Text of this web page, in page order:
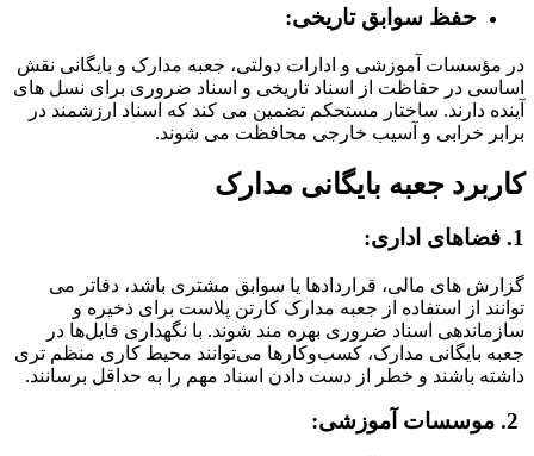
حفظ سوابق تاریخی:
در مؤسسات آموزشی و ادارات دولتی، جعبه مدارک و بایگانی نقش
اساسی در حفاظت از اسناد تاریخی و اسناد ضروری برای نسل های
آینده دارند. ساختار مستحکم تضمین می کند که اسناد ارزشمند در
برابر خرابی و آسیب خارجی محافظت می شوند.
کاربرد جعبه بایگانی مدارک
1. فضاهای اداری:
گزارش های مالی، قراردادها یا سوابق مشتری باشد، دفاتر می
توانند از استفاده از جعبه مدارک کارتن پلاست برای ذخیره و
سازماندهی اسناد ضروری بهره مند شوند. با نگهداری فایل‌ها در
جعبه‌ بایگانی مدارک، کسب‌وکارها می‌توانند محیط کاری منظم تری
داشته باشند و خطر از دست دادن اسناد مهم را به حداقل برسانند.